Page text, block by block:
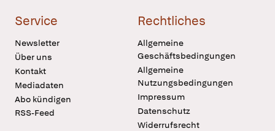
Service
Newsletter
Über uns
Kontakt
Mediadaten
Abo kündigen
RSS-Feed
Rechtliches
Allgemeine
Geschäftsbedingungen
Allgemeine
Nutzungsbedingungen
Impressum
Datenschutz
Widerrufsrecht